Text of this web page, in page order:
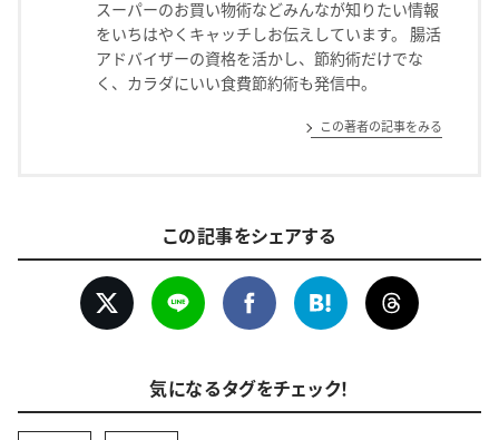
スーパーのお買い物術などみんなが知りたい情報
をいちはやくキャッチしお伝えしています。 腸活
アドバイザーの資格を活かし、節約術だけでな
く、カラダにいい食費節約術も発信中。
この著者の記事をみる
この記事をシェアする
気になるタグをチェック！